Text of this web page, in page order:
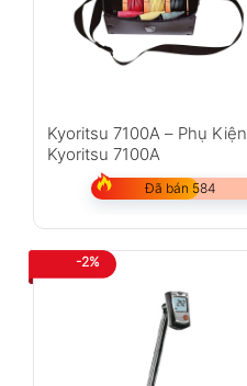
Kyoritsu 7100A – Phụ Kiện
Kyoritsu 7100A
Đã bán 584
-2%